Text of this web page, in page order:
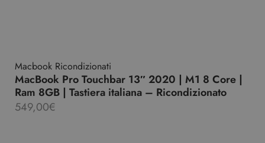
Macbook Ricondizionati
MacBook Pro Touchbar 13″ 2020 | M1 8 Core |
Ram 8GB | Tastiera italiana – Ricondizionato
549,00€